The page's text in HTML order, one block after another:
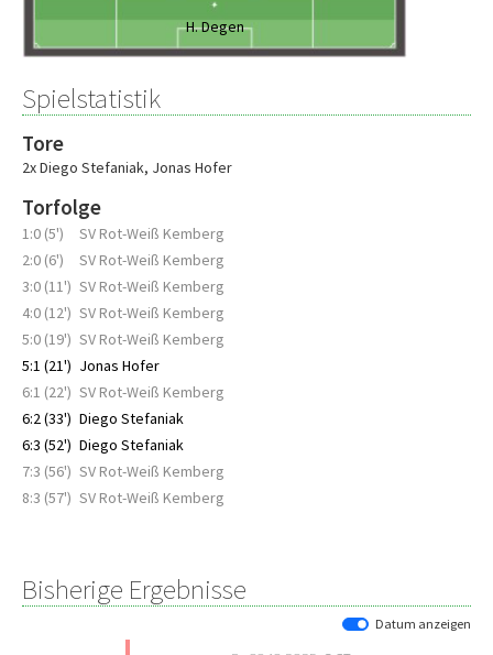
H. Degen
Spielstatistik
Tore
2x Diego Stefaniak, Jonas Hofer
Torfolge
1:0 (5')
SV Rot-Weiß Kemberg
2:0 (6')
SV Rot-Weiß Kemberg
3:0 (11') SV Rot-Weiß Kemberg
4:0 (12') SV Rot-Weiß Kemberg
5:0 (19') SV Rot-Weiß Kemberg
5:1 (21') Jonas Hofer
6:1 (22') SV Rot-Weiß Kemberg
6:2 (33') Diego Stefaniak
6:3 (52') Diego Stefaniak
7:3 (56') SV Rot-Weiß Kemberg
8:3 (57') SV Rot-Weiß Kemberg
Bisherige Ergebnisse
Datum anzeigen